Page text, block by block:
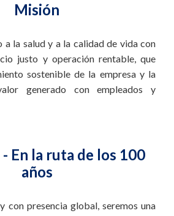
Misión
a la salud y a la calidad de vida con
justo y operación rentable, que
sostenible de la empresa y la
generado con empleados y
En la ruta de los 100
años
con presencia global, seremos una